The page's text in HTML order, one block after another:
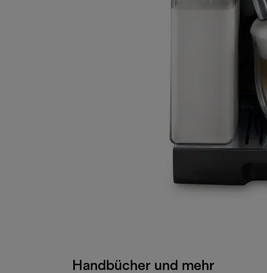
Handbücher und mehr